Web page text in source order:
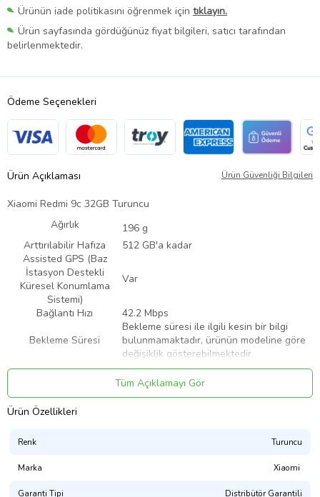
Ürünün iade politikasını öğrenmek için tıklayın.
Ürün sayfasında gördüğünüz fiyat bilgileri, satıcı tarafından
belirlenmektedir.
Ödeme Seçenekleri
Ürün Açıklaması Ürün Güvenliği Bilgileri
Xiaomi Redmi 9c 32GB Turuncu
Ağırlık
196 g
Arttırılabilir Hafıza
512 GB'a kadar
Assisted GPS (Baz
İstasyon Destekli
Küresel Konumlama
Sistemi)
Var
Bağlantı Hızı
42.2 Mbps
Bekleme Süresi
Bekleme süresi ile ilgili kesin bir bilgi
bulunmamaktadır, ürünün modeline göre
değişiklik gösterebilmektedir.
Bluetooth
Var
164.9 x 77 x 9 mm
Çift Hatlı
Var ( Tek İşlemcili )
Dahili Hafıza
Dokunmatik Ekran
Ekran Boyut Aralığı
Ekran Renk Çözünürlüğü
Tüm Açıklamayı Gör
Ürün Özellikleri
Renk Turuncu
Marka Xiaomi
Garanti Tipi Distribütör Garantili